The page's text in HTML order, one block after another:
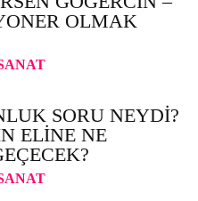
OLMAK
SORU NEYDI?
ELINE NE